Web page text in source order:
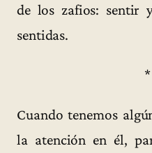
de los zafios: sentir
sentidas.
Cuando tenemos
la atención en él,